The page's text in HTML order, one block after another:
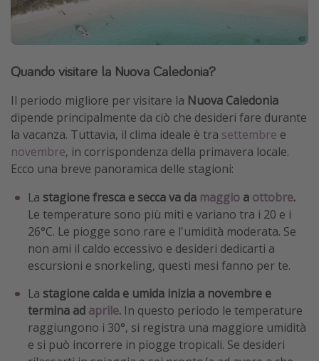
Quando visitare la Nuova Caledonia?
Il periodo migliore per visitare la Nuova Caledonia
dipende principalmente da ciò che desideri fare durante
la vacanza. Tuttavia, il clima ideale è tra settembre e
novembre, in corrispondenza della primavera locale.
Ecco una breve panoramica delle stagioni:
La stagione fresca e secca va da maggio a ottobre.
Le temperature sono più miti e variano tra i 20 e i
26°C. Le piogge sono rare e l'umidità moderata. Se
non ami il caldo eccessivo e desideri dedicarti a
escursioni e snorkeling, questi mesi fanno per te.
La stagione calda e umida inizia a novembre e
termina ad aprile. In questo periodo le temperature
raggiungono i 30°, si registra una maggiore umidità
e si può incorrere in piogge tropicali. Se desideri